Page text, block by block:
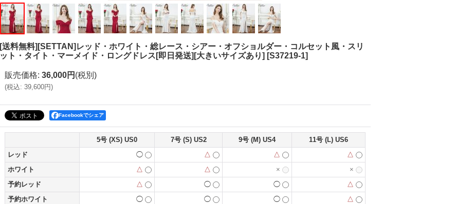
[送料無料][SETTAN]レッド・ホワイト・総レース・シアー・オフショルダー・コルセット風・スリ
ット・タイト・マーメイド・ロングドレス[即日発送][大きいサイズあり] [S37219-1]
販売価格: 36,000円 (税別)
(税込: 39,600円)
Facebookでシェア
5号 (XS) US0 7号 (S) US2 9号 (M) US4
11号 (L) US6
レッド
◯ △ △
△
ホワイト
△ △ ×
×
予約レッド
△ ◯ ◯
△
予約ホワイト
◯ ◯ ◯ △